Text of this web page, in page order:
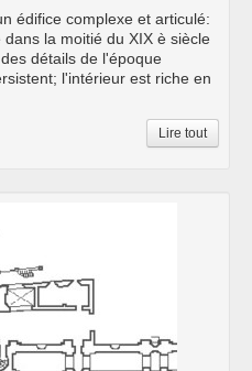
édifice complexe et articulé:
la moitié du XIX è siècle
détails de l'époque
l'intérieur est riche en
Lire tout